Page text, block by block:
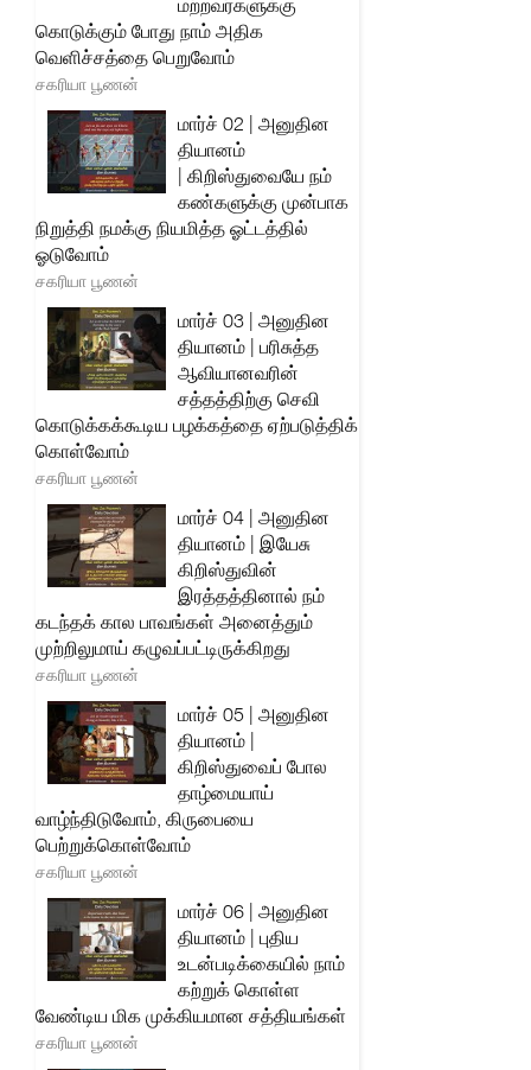
மற்றவர்களுக்கு
கொடுக்கும் போது நாம் அதிக
வெளிச்சத்தை பெறுவோம்
சகரியா பூணன்
மார்ச் 02 | அனுதின
தியானம்
| கிறிஸ்துவையே நம்
கண்களுக்கு முன்பாக
நிறுத்தி நமக்கு நியமித்த ஓட்டத்தில்
ஓடுவோம்
சகரியா பூணன்
மார்ச் 03 | அனுதின
தியானம் | பரிசுத்த
ஆவியானவரின்
சத்தத்திற்கு செவி
கொடுக்கக்கூடிய பழக்கத்தை ஏற்படுத்திக்
கொள்வோம்
சகரியா பூணன்
மார்ச் 04 | அனுதின
தியானம் | இயேசு
கிறிஸ்துவின்
இரத்தத்தினால் நம்
கடந்தக் கால பாவங்கள் அனைத்தும்
முற்றிலுமாய் கழுவப்பட்டிருக்கிறது
சகரியா பூணன்
மார்ச் 05 | அனுதின
தியானம் |
கிறிஸ்துவைப் போல
தாழ்மையாய்
வாழ்ந்திடுவோம், கிருபையை
பெற்றுக்கொள்வோம்
சகரியா பூணன்
மார்ச் 06 | அனுதின
தியானம் | புதிய
உடன்படிக்கையில் நாம்
கற்றுக் கொள்ள
வேண்டிய மிக முக்கியமான சத்தியங்கள்
சகரியா பூணன்